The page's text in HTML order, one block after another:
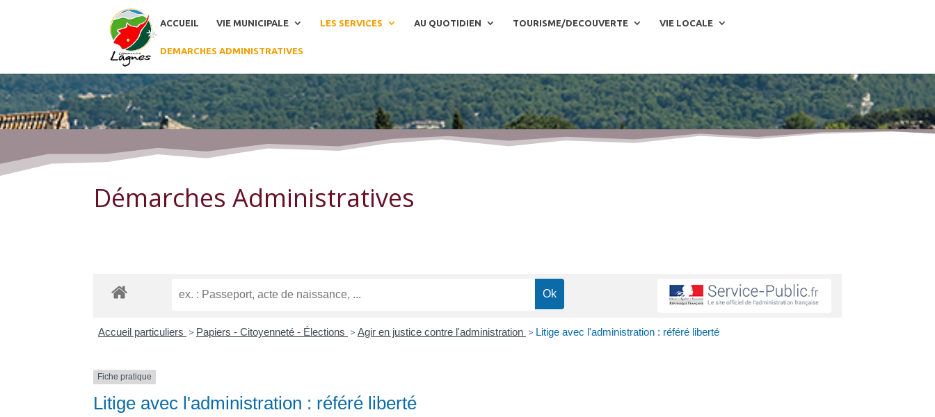
ACCUEIL VIE MUNICIPALE LES SERVICES AU QUOTIDIEN TOURISME/DECOUVERTE VIE LOCALE
DEMARCHES ADMINISTRATIVES
Démarches Administratives
Démarches Administratives
Accueil particuliers > Papiers - Citoyenneté - Élections > Agir en justice contre l'administration > Litige avec l'administration : référé liberté
Fiche pratique
Litige avec l'administration : référé liberté